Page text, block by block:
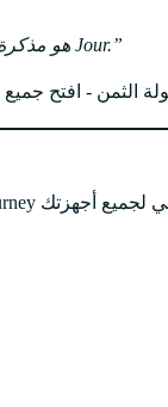
Journey هو مذكرة موجهة كاملة ومعقولة الثمن بشكل أكبر مقارنة بـ Jour.